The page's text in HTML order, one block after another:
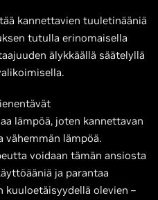
kannettavien tuuletinääniä
tutulla erinomaisella
älykkäällä säätelyllä
lämpöä, joten kannettavan
lämpöä.
voidaan tämän ansiosta
ja parantaa
kuuloetäisyydellä olevien –